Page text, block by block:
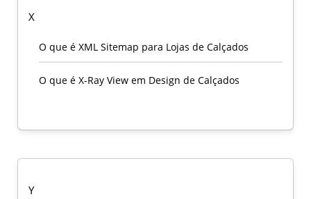
X
O que é XML Sitemap para Lojas de Calçados
O que é X-Ray View em Design de Calçados
Y